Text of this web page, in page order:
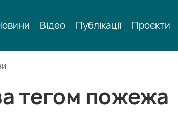
Відео Публікації Проєкти
тегом пожежа